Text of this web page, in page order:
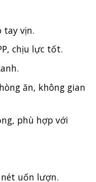
tay vịn.
chịu lực tốt.
ăn, không gian
phù hợp với
uốn lượn.